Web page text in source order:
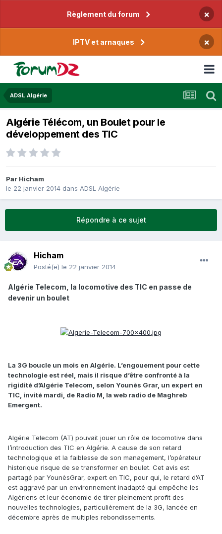
Règlement du forum ×
IPTV et arnaques ×
ADSL Algérie
Algérie Télécom, un Boulet pour le
développement des TIC
Par Hicham
le 22 janvier 2014 dans ADSL Algérie
Répondre à ce sujet
Hicham
Posté(e) le 22 janvier 2014
Algérie Telecom, la locomotive des TIC en passe de
devenir un boulet
La 3G boucle un mois en Algérie. L’engouement pour cette
technologie est réel, mais il risque d’être confronté à la
rigidité d’Algérie Telecom, selon Younès Grar, un expert en
TIC, invité mardi, de Radio M, la web radio de Maghreb
Emergent.
Algérie Telecom (AT) pouvait jouer un rôle de locomotive dans
l’introduction des TIC en Algérie. A cause de son retard
technologique et la faiblesse de son management, l’opérateur
historique risque de se transformer en boulet. Cet avis est
partagé par YounèsGrar, expert en TIC, pour qui, le retard d’AT
est aggravé par un environnement inadapté qui empêche les
Algériens et leur économie de tirer pleinement profit des
nouvelles technologies, particulièrement de la 3G, lancée en
décembre après de multiples rebondissements.